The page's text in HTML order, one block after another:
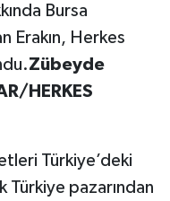
Bursa
Erakın, Herkes
Zübeyde
HERKES
Türkiye’deki
pazarından